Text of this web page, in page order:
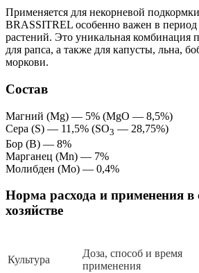
Применяется для некорневой
BRASSITREL особенно важен в период
растений. Это уникальная комбинация
для рапса, а также для капусты, льна,
моркови.
Состав
Магний (Mg) — 5% (MgO — 8,5%)
Сера (S) — 11,5% (SO3 — 28,75%)
Бор (B) — 8%
Марганец (Mn) — 7%
Молибден (Mo) — 0,4%
Норма расхода и применения в
хозяйстве
Культура
Доза, способ и время
применения